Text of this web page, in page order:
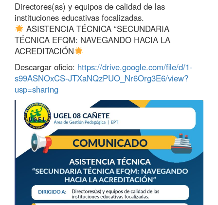
Directores(as) y equipos de calidad de las
instituciones educativas focalizadas.
ASISTENCIA TÉCNICA “SECUNDARIA
TÉCNICA EFQM: NAVEGANDO HACIA LA
ACREDITACIÓN
Descargar oficio: https://drive.google.com/file/d/1-
s99ASNOxCS-JTXaNQzPUO_Nr6Org3E6/view?
usp=sharing